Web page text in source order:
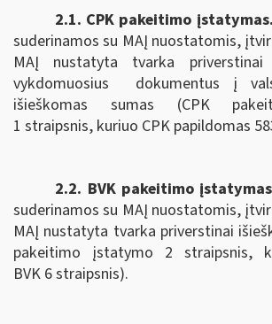
2.1. CPK pakeitimo įstatymas.
suderinamos su MAĮ nuostatomis,
MAĮ nustatyta tvarka
vykdomuosius dokumentus į
išieškomas sumas (CPK
1 straipsnis, kuriuo CPK papildomas
2.2. BVK pakeitimo
suderinamos su MAĮ nuostatomis,
MAĮ nustatyta tvarka priverstinai
pakeitimo įstatymo 2 straipsnis,
BVK 6 straipsnis).